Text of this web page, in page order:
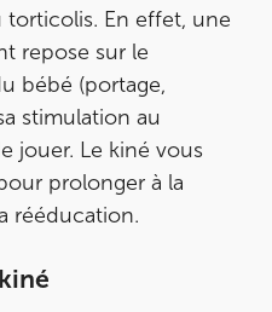
En effet, une
repose sur le
bébé (portage,
stimulation au
jouer. Le kiné vous
prolonger à la
rééducation.